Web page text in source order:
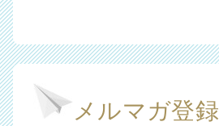
メルマガ登録